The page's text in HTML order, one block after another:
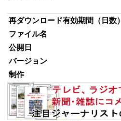
再ダウンロード有効期間（日数）
ファイル名
公開日
バージョン
制作